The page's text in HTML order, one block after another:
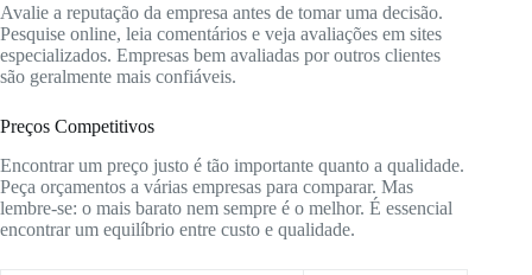
Avalie a reputação da empresa antes de tomar uma decisão.
Pesquise online, leia comentários e veja avaliações em sites
especializados. Empresas bem avaliadas por outros clientes
são geralmente mais confiáveis.
Preços Competitivos
Encontrar um preço justo é tão importante quanto a qualidade.
Peça orçamentos a várias empresas para comparar. Mas
lembre-se: o mais barato nem sempre é o melhor. É essencial
encontrar um equilíbrio entre custo e qualidade.